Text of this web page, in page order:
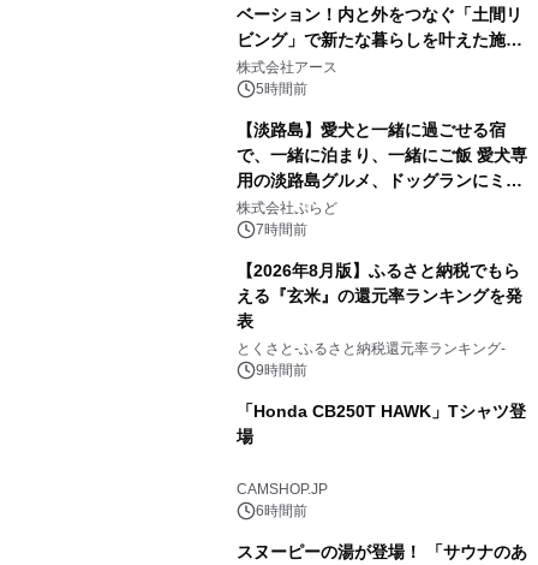
ベーション！内と外をつなぐ「土間リ
ビング」で新たな暮らしを叶えた施工
事例を株式会社アースが公開
株式会社アース
5時間前
【淡路島】愛犬と一緒に過ごせる宿
で、一緒に泊まり、一緒にご飯 愛犬専
用の淡路島グルメ、ドッグランにミニ
プール グランピングとトレーラーハウ
スの2施設で
株式会社ぷらど
7時間前
【2026年8月版】ふるさと納税でもら
える『玄米』の還元率ランキングを発
表
とくさと-ふるさと納税還元率ランキング-
9時間前
「Honda CB250T HAWK」Tシャツ登
場
CAMSHOP.JP
6時間前
スヌーピーの湯が登場！ 「サウナのあ